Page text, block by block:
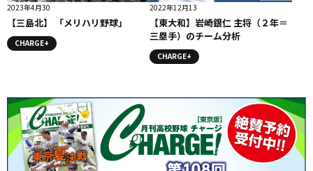
2023年4月30
【三島北】 「メリハリ野球」
CHARGE+
2022年12月13
【東大和】岩崎銀仁 主将（２年＝
三塁手）のチーム分析
CHARGE+